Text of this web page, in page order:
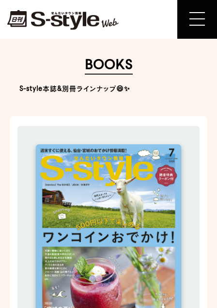
BOOKS
S-style本誌&別冊ラインナップ😄✨